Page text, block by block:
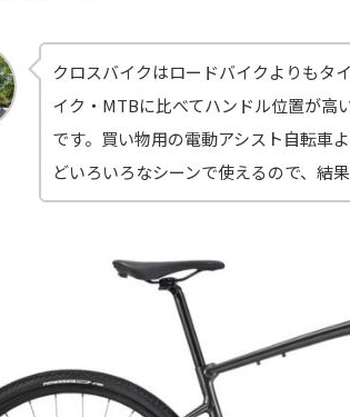
クロスバイクはロードバイクよりもタ
イク・MTBに比べてハンドル位置が高
です。買い物用の電動アシスト自転車
どいろいろなシーンで使えるので、結